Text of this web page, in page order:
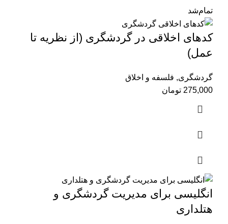
تمام‌شد
کدهای اخلاقی در گردشگری (از نظریه تا
عمل)
گردشگری, فلسفه و اخلاق
275,000 تومان
انگلیسی برای مدیریت گردشگری و
هتلداری